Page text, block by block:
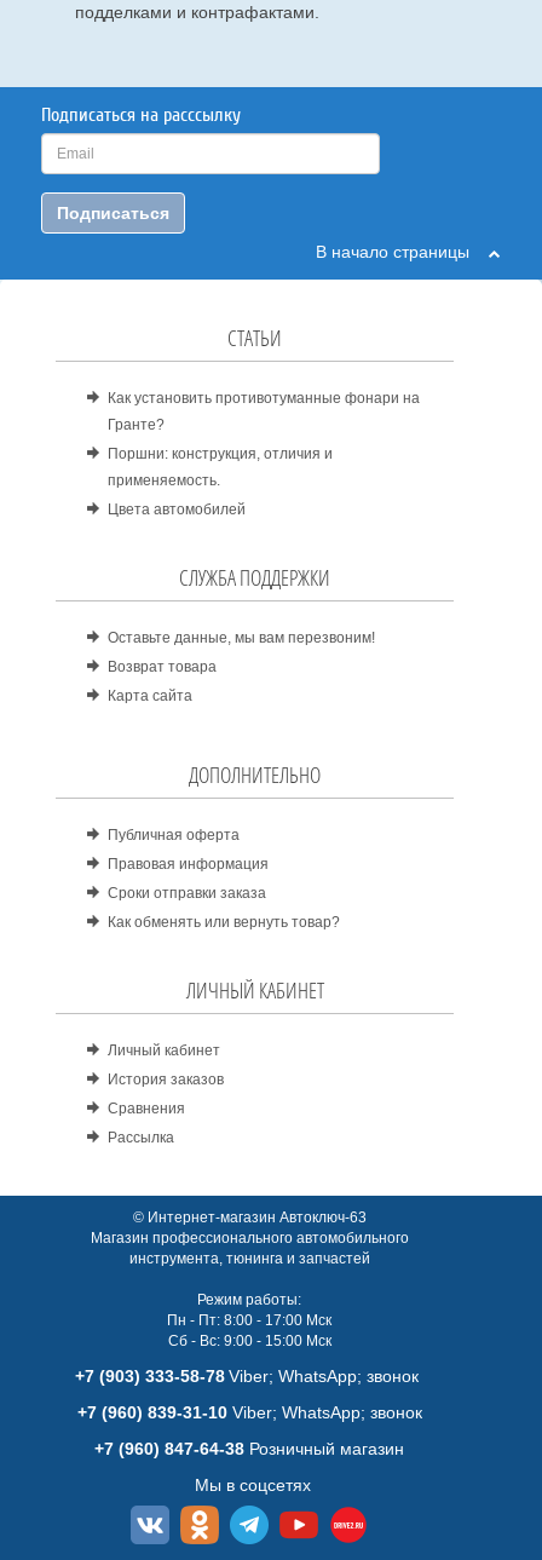
подделками и контрафактами.
Подписаться на расссылку
Подписаться
В начало страницы
СТАТЬИ
Как установить противотуманные фонари на
Гранте?
Поршни: конструкция, отличия и
применяемость.
Цвета автомобилей
СЛУЖБА ПОДДЕРЖКИ
Оставьте данные, мы вам перезвоним!
Возврат товара
Карта сайта
ДОПОЛНИТЕЛЬНО
Публичная оферта
Правовая информация
Сроки отправки заказа
Как обменять или вернуть товар?
ЛИЧНЫЙ КАБИНЕТ
Личный кабинет
История заказов
Сравнения
Рассылка
© Интернет-магазин Автоключ-63
Магазин профессионального автомобильного
инструмента, тюнинга и запчастей
Режим работы:
Пн - Пт: 8:00 - 17:00 Мск
Сб - Вс: 9:00 - 15:00 Мск
+7 (903) 333-58-78 Viber; WhatsАpp; звонок
+7 (960) 839-31-10Viber; WhatsАpp; звонок
+7 (960) 847-64-38 Розничный магазин
Мы в соцсетях